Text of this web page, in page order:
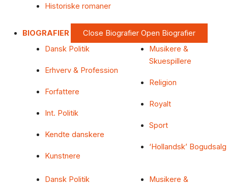
Historiske romaner
BIOGRAFIER Close Biografier Open Biografier
Dansk Politik
Erhverv & Profession
Forfattere
Int. Politik
Kendte danskere
Kunstnere
Musikere &
Skuespillere
Religion
Royalt
Sport
‘Hollandsk’ Bogudsalg
Dansk Politik
Musikere &